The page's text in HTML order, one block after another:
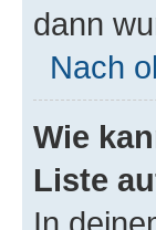
dann
Nach
Wie
Liste
In